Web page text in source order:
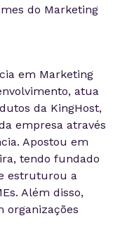
do Marketing
em Marketing
atua
da KingHost,
empresa através
Apostou em
tendo fundado
estruturou a
Além disso,
organizações